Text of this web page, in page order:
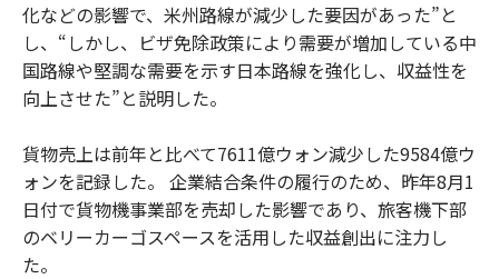
化などの影響で、米州路線が減少した要因があった”と
し、“しかし、ビザ免除政策により需要が増加している中
国路線や堅調な需要を示す日本路線を強化し、収益性を
向上させた”と説明した。
貨物売上は前年と比べて7611億ウォン減少した9584億ウ
ォンを記録した。 企業結合条件の履行のため、昨年8月1
日付で貨物機事業部を売却した影響であり、旅客機下部
のベリーカーゴスペースを活用した収益創出に注力し
た。